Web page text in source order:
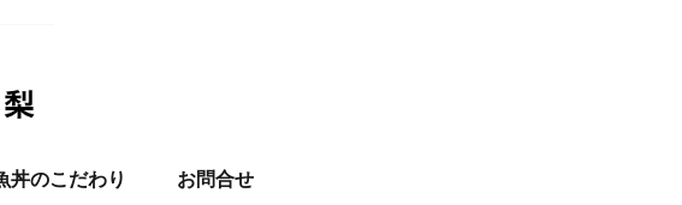
丼のこだわり お問合せ